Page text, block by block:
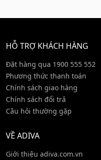
HỖ TRỢ KHÁCH HÀNG
Đặt hàng qua 1900 555 552
Phương thức thanh toán
Chính sách giao hàng
Chính sách đổi trả
Câu hỏi thường gặp
VỀ ADIVA
Giới thiệu adiva.com.vn